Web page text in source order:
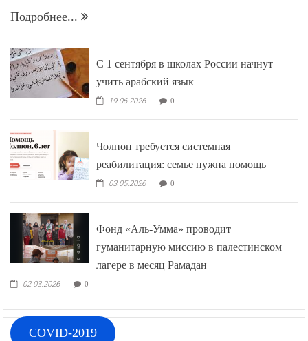
Подробнее...
С 1 сентября в школах России начнут
учить арабский язык
19.06.2026 0
Чолпон требуется системная
реабилитация: семье нужна помощь
03.05.2026 0
Фонд «Аль-Умма» проводит
гуманитарную миссию в палестинском
лагере в месяц Рамадан
02.03.2026 0
COVID-2019